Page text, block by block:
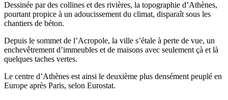
Dessinée par des collines et des rivières, la topographie d’Athènes,
pourtant propice à un adoucissement du climat, disparaît sous les
chantiers de béton.
Depuis le sommet de l’Acropole, la ville s’étale à perte de vue, un
enchevêtrement d’immeubles et de maisons avec seulement çà et là
quelques taches vertes.
Le centre d’Athènes est ainsi le deuxième plus densément peuplé en
Europe après Paris, selon Eurostat.